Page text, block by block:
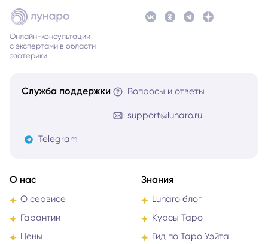
Онлайн-консультации
с экспертами в области
эзотерики
Служба поддержки Вопросы и ответы
support@lunaro.ru
Telegram
О нас
О сервисе
Гарантии
Цены
Знания
Lunaro блог
Курсы Таро
Гид по Таро Уэйта